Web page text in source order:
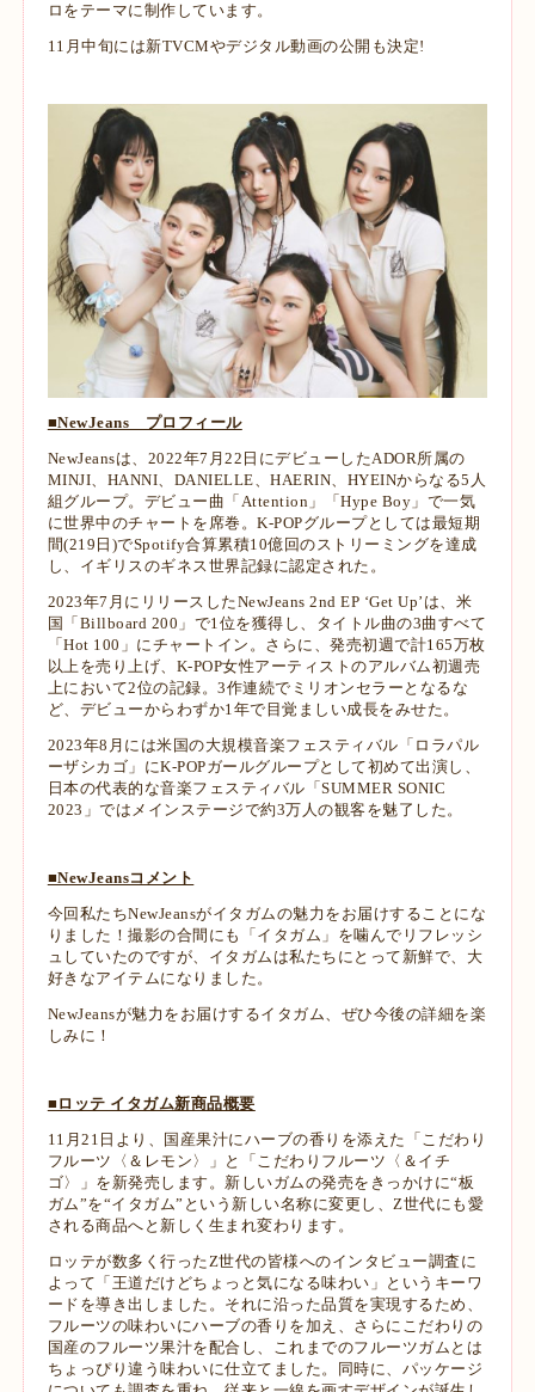
ロをテーマに制作しています。
11月中旬には新TVCMやデジタル動画の公開も決定!
■NewJeans プロフィール
NewJeansは、2022年7月22日にデビューしたADOR所属の
MINJI、HANNI、DANIELLE、HAERIN、HYEINからなる5人
組グループ。デビュー曲「Attention」「Hype Boy」で一気
に世界中のチャートを席巻。K-POPグループとしては最短期
間(219日)でSpotify合算累積10億回のストリーミングを達成
し、イギリスのギネス世界記録に認定された。
2023年7月にリリースしたNewJeans 2nd EP ‘Get Up’は、米
国「Billboard 200」で1位を獲得し、タイトル曲の3曲すべて
「Hot 100」にチャートイン。さらに、発売初週で計165万枚
以上を売り上げ、K-POP女性アーティストのアルバム初週売
上において2位の記録。3作連続でミリオンセラーとなるな
ど、デビューからわずか1年で目覚ましい成長をみせた。
2023年8月には米国の大規模音楽フェスティバル「ロラパル
ーザシカゴ」にK-POPガールグループとして初めて出演し、
日本の代表的な音楽フェスティバル「SUMMER SONIC
2023」ではメインステージで約3万人の観客を魅了した。
■NewJeansコメント
今回私たちNewJeansがイタガムの魅力をお届けすることにな
りました！撮影の合間にも「イタガム」を噛んでリフレッシ
ュしていたのですが、イタガムは私たちにとって新鮮で、大
好きなアイテムになりました。
NewJeansが魅力をお届けするイタガム、ぜひ今後の詳細を楽
しみに！
■ロッテ イタガム新商品概要
11月21日より、国産果汁にハーブの香りを添えた「こだわり
フルーツ〈＆レモン〉」と「こだわりフルーツ〈＆イチ
ゴ〉」を新発売します。新しいガムの発売をきっかけに“板
ガム”を“イタガム”という新しい名称に変更し、Z世代にも愛
される商品へと新しく生まれ変わります。
ロッテが数多く行ったZ世代の皆様へのインタビュー調査に
よって「王道だけどちょっと気になる味わい」というキーワ
ードを導き出しました。それに沿った品質を実現するため、
フルーツの味わいにハーブの香りを加え、さらにこだわりの
国産のフルーツ果汁を配合し、これまでのフルーツガムとは
ちょっぴり違う味わいに仕立てました。同時に、パッケージ